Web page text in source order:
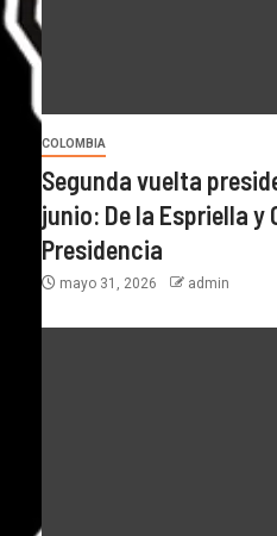
COLOMBIA
Segunda vuelta
junio: De la Espriella
Presidencia
mayo 31, 2026 admin